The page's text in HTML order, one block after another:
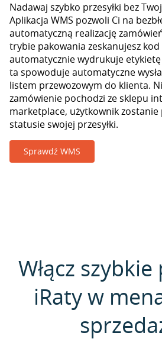
Nadawaj szybko przesyłki bez
Aplikacja WMS pozwoli Ci na
automatyczną realizację
trybie pakowania zeskanujesz
automatycznie wydrukuje
ta spowoduje automatyczne
listem przewozowym do klienta.
zamówienie pochodzi ze sklepu
marketplace, użytkownik
statusie swojej przesyłki.
Sprawdź WMS
Włącz szybkie
iRaty w